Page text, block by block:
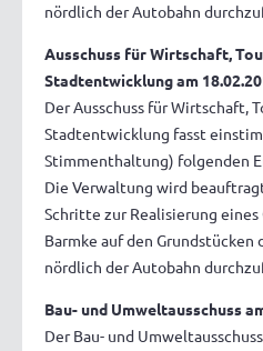
nördlich der Autobahn
Ausschuss für Wirtschaft,
Stadtentwicklung am
Der Ausschuss für Wirtschaft,
Stadtentwicklung fasst
Stimmenthaltung) folgenden
Die Verwaltung wird
Schritte zur Realisierung
Barmke auf den Grundstücken
nördlich der Autobahn
Bau- und Umweltausschuss
Der Bau- und